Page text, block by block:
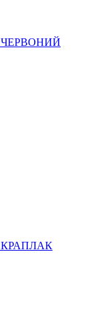
ЧЕРВОНИЙ
КРАПЛАК